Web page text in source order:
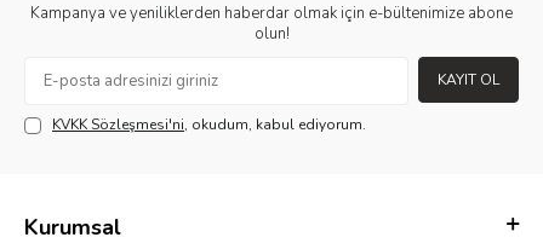
Kampanya ve yeniliklerden haberdar olmak için e-bültenimize abone
olun!
KAYIT OL
KVKK Sözleşmesi'ni, okudum, kabul ediyorum.
Kurumsal